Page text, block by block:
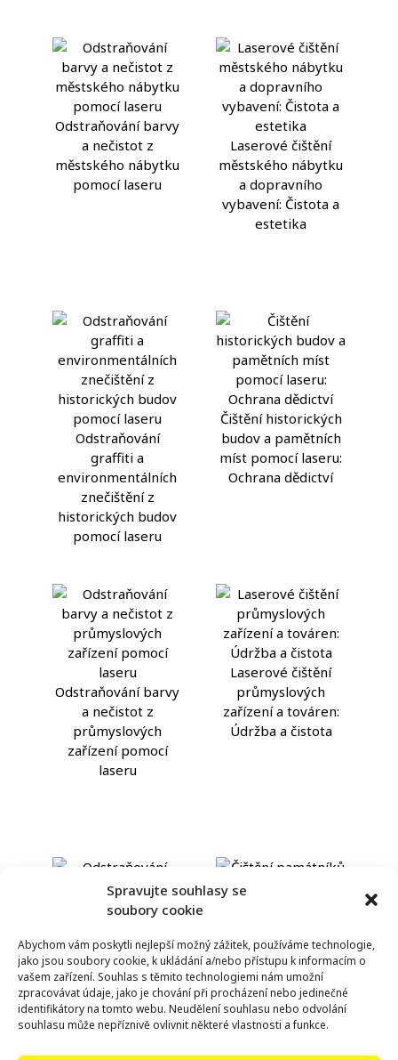
Spravujte souhlasy se
soubory cookie
Abychom vám poskytli nejlepší možný zážitek, používáme technologie,
jako jsou soubory cookie, k ukládání a/nebo přístupu k informacím o
vašem zařízení. Souhlas s těmito technologiemi nám umožní
zpracovávat údaje, jako je chování při procházení nebo jedinečné
identifikátory na tomto webu. Neudělení souhlasu nebo odvolání
souhlasu může nepříznivě ovlivnit některé vlastnosti a funkce.
Odstraňování barvy
a nečistot z
městského nábytku
pomocí laseru
Laserové čištění
městského nábytku
a dopravního
vybavení: Čistota a
estetika
Odstraňování
graffiti a
environmentálních
znečištění z
historických budov
pomocí laseru
Čištění historických
budov a pamětních
míst pomocí laseru:
Ochrana dědictví
Odstraňování barvy
a nečistot z
průmyslových
zařízení pomocí
laseru
Laserové čištění
průmyslových
zařízení a továren:
Údržba a čistota
Odstraňování barvy
a nečistot z
památníků pomocí
laseru
Čištění památníků a
soch pomocí laseru:
Ochrana umělecké
integrity